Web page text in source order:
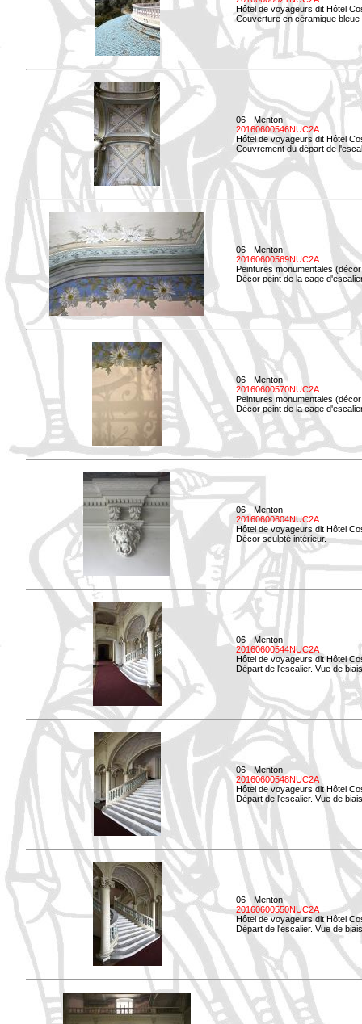
Hôtel de voyageurs dit Hôtel
Couverture en céramique
06 - Menton
20160600546NUC2A
Hôtel de voyageurs dit Hôtel
Couvrement du départ de
06 - Menton
20160600569NUC2A
Peintures monumentales
Décor peint de la cage
06 - Menton
20160600570NUC2A
Peintures monumentales
Décor peint de la cage
06 - Menton
20160600604NUC2A
Hôtel de voyageurs dit Hôtel
Décor sculpté intérieur.
06 - Menton
20160600544NUC2A
Hôtel de voyageurs dit Hôtel
Départ de l'escalier. Vue de
06 - Menton
20160600548NUC2A
Hôtel de voyageurs dit Hôtel
Départ de l'escalier. Vue de
06 - Menton
20160600550NUC2A
Hôtel de voyageurs dit Hôtel
Départ de l'escalier. Vue de